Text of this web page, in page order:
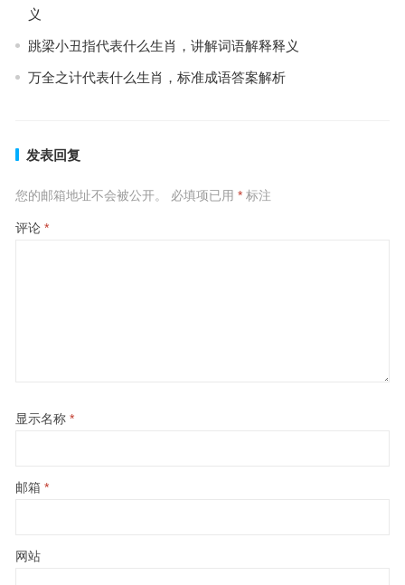
义
跳梁小丑指代表什么生肖，讲解词语解释释义
万全之计代表什么生肖，标准成语答案解析
发表回复
您的邮箱地址不会被公开。 必填项已用 *标注
评论 *
显示名称 *
邮箱 *
网站